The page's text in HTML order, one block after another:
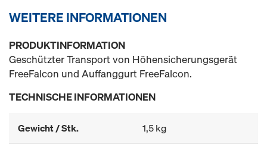
WEITERE INFORMATIONEN
PRODUKTINFORMATION
Geschützter Transport von Höhensicherungsgerät
FreeFalcon und Auffanggurt FreeFalcon.
TECHNISCHE INFORMATIONEN
Gewicht / Stk. 1,5 kg